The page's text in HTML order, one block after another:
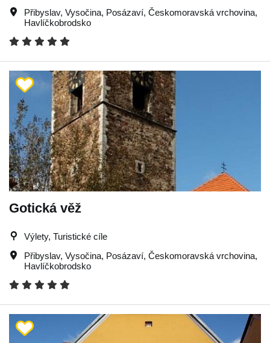
Přibyslav, Vysočina, Posázaví, Českomoravská vrchovina,
Havlíčkobrodsko
Gotická věž
Výlety, Turistické cíle
Přibyslav, Vysočina, Posázaví, Českomoravská vrchovina,
Havlíčkobrodsko